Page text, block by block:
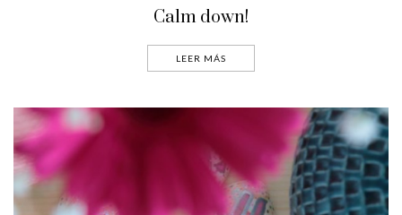
Calm down!
LEER MÁS